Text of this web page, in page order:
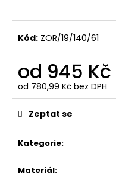
Kód: ZOR/19/140/61
od 945 Kč
od 780,99 Kč bez DPH
Měrná
cena:
Kategorie:
Materiál:
Zeptat se